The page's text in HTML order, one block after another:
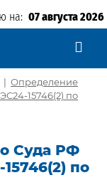
на: 07 августа 2026
| Определение
15746(2) по
Суда РФ
по